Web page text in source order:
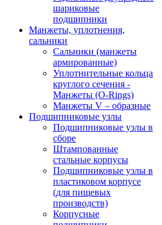
шариковые
подшипники
Манжеты, уплотнения,
сальники
Сальники (манжеты
армированные)
Уплотнительные кольца
круглого сечения -
Манжеты (O-Rings)
Манжеты V – образные
Подшипниковые узлы
Подшипниковые узлы в
сборе
Штампованные
стальные корпусы
Подшипниковые узлы в
пластиковом корпусе
(для пищевых
производств)
Корпусные